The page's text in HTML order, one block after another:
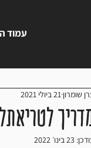
עמוד
שומרון 21 ביולי 2021
23 בינו׳ 2022